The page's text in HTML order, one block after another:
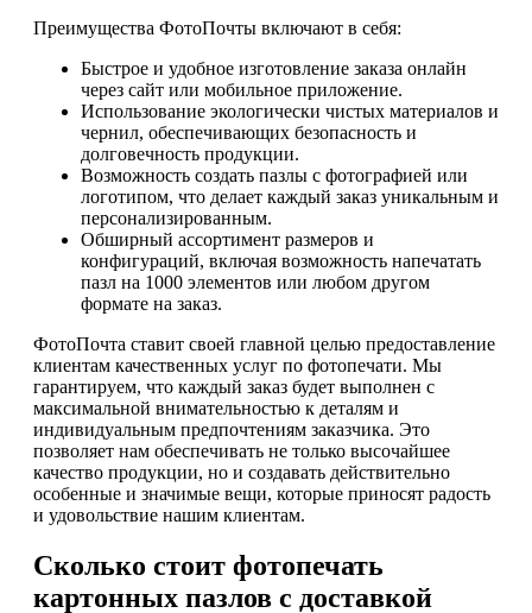
Преимущества ФотоПочты включают в себя:
Быстрое и удобное изготовление заказа онлайн
через сайт или мобильное приложение.
Использование экологически чистых материалов и
чернил, обеспечивающих безопасность и
долговечность продукции.
Возможность создать пазлы с фотографией или
логотипом, что делает каждый заказ уникальным и
персонализированным.
Обширный ассортимент размеров и
конфигураций, включая возможность напечатать
пазл на 1000 элементов или любом другом
формате на заказ.
ФотоПочта ставит своей главной целью предоставление
клиентам качественных услуг по фотопечати. Мы
гарантируем, что каждый заказ будет выполнен с
максимальной внимательностью к деталям и
индивидуальным предпочтениям заказчика. Это
позволяет нам обеспечивать не только высочайшее
качество продукции, но и создавать действительно
особенные и значимые вещи, которые приносят радость
и удовольствие нашим клиентам.
Сколько стоит фотопечать
картонных пазлов с доставкой